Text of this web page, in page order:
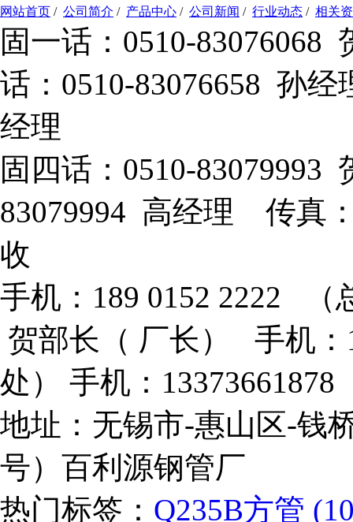
网站首页 / 公司简介 / 产品中心 / 公司新闻 / 行业动态 / 相关
固一话：0510-
话：0510-83076658 孙
经理
固四话：0510-
83079994 高经理 传真
收
手机：189 0152 2222 （
贺部长（ 厂长） 手机
处） 手机：
地址：无锡市-惠山区-钱
号）百利源钢管厂
热门标签： Q235B方管